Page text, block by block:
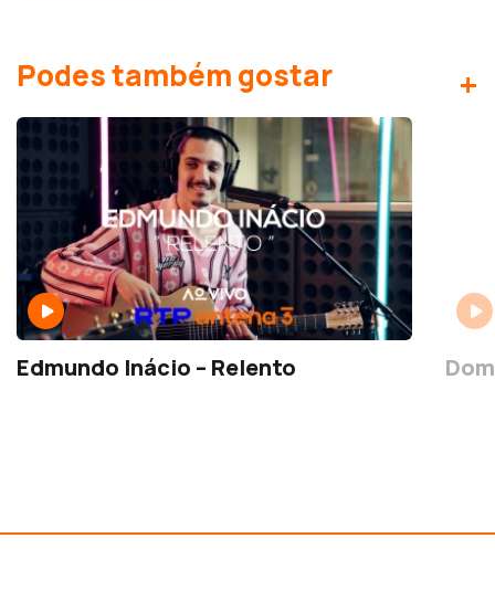
Podes também gostar +
Edmundo Inácio – Relento